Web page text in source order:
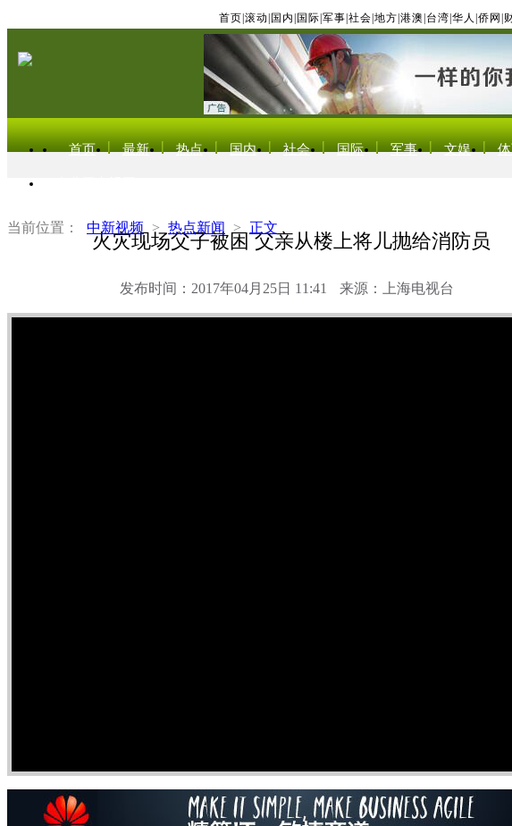
首页 滚动 国内 国际 军事 社会 地方 港澳 台湾 华人 侨网
首页 最新 热点 国内 社会 国际 军事 文娱
当前位置： 中新视频 > 热点新闻 > 正文
火灾现场父子被困 父亲从楼上将儿抛给消防员
发布时间：2017年04月25日 11:41 来源：上海电视台